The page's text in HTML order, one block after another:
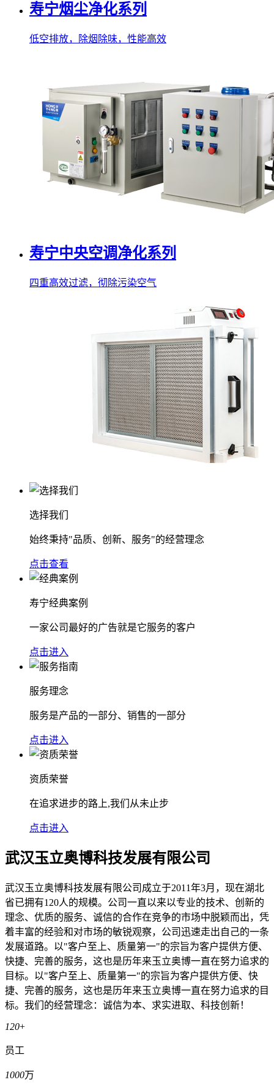
寿宁烟尘净化系列
低空排放，除烟除味，性能高效
寿宁中央空调净化系列
四重高效过滤，彻除污染空气
选择我们
始终秉持"品质、创新、服务"的经营理念
点击查看
寿宁经典案例
一家公司最好的广告就是它服务的客户
点击进入
服务理念
服务是产品的一部分、销售的一部分
点击进入
资质荣誉
在追求进步的路上,我们从未止步
点击进入
武汉玉立奥博科技发展有限公司
武汉玉立奥博科技发展有限公司成立于2011年3月，现在湖北
省已拥有120人的规模。公司一直以来以专业的技术、创新的
理念、优质的服务、诚信的合作在竞争的市场中脱颖而出，凭
着丰富的经验和对市场的敏锐观察，公司迅速走出自己的一条
发展道路。以"客户至上、质量第一"的宗旨为客户提供方便、
快捷、完善的服务，这也是历年来玉立奥博一直在努力追求的
目标。以"客户至上、质量第一"的宗旨为客户提供方便、快
捷、完善的服务，这也是历年来玉立奥博一直在努力追求的目
标。我们的经营理念：诚信为本、求实进取、科技创新！
120+
员工
1000万